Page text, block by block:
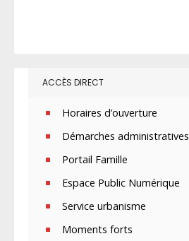
ACCÈS DIRECT
Horaires d’ouverture
Démarches administratives
Portail Famille
Espace Public Numérique
Service urbanisme
Moments forts